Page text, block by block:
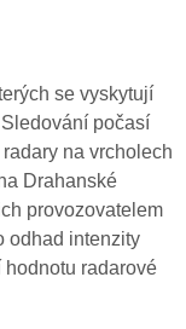
se vyskytují
počasí
na vrcholech
Drahanské
provozovatelem
odhad intenzity
radarové